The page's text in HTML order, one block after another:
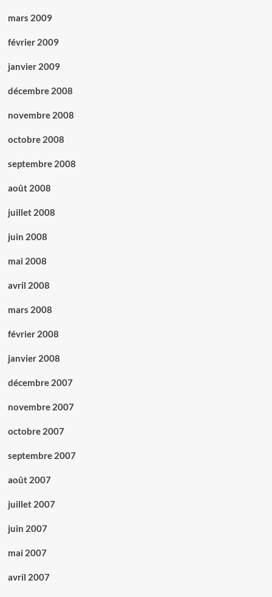
mars 2009
février 2009
janvier 2009
décembre 2008
novembre 2008
octobre 2008
septembre 2008
août 2008
juillet 2008
juin 2008
mai 2008
avril 2008
mars 2008
février 2008
janvier 2008
décembre 2007
novembre 2007
octobre 2007
septembre 2007
août 2007
juillet 2007
juin 2007
mai 2007
avril 2007